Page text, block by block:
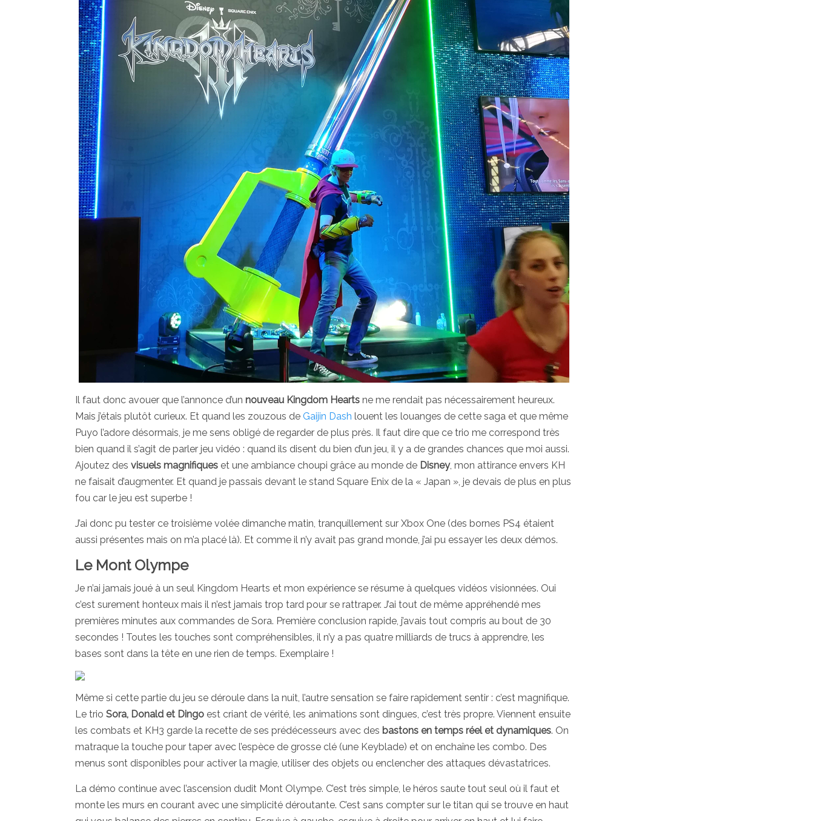
Il faut donc avouer que l’annonce d’un nouveau Kingdom Hearts ne me rendait pas nécessairement heureux.
Mais j’étais plutôt curieux. Et quand les zouzous de Gaijin Dash louent les louanges de cette saga et que même
Puyo l’adore désormais, je me sens obligé de regarder de plus près. Il faut dire que ce trio me correspond très
bien quand il s’agit de parler jeu vidéo : quand ils disent du bien d’un jeu, il y a de grandes chances que moi aussi.
Ajoutez des visuels magnifiques et une ambiance choupi grâce au monde de Disney, mon attirance envers KH
ne faisait d’augmenter. Et quand je passais devant le stand Square Enix de la « Japan », je devais de plus en plus
fou car le jeu est superbe !
J’ai donc pu tester ce troisième volée dimanche matin, tranquillement sur Xbox One (des bornes PS4 étaient
aussi présentes mais on m’a placé là). Et comme il n’y avait pas grand monde, j’ai pu essayer les deux démos.
Le Mont Olympe
Je n’ai jamais joué à un seul Kingdom Hearts et mon expérience se résume à quelques vidéos visionnées. Oui
c’est surement honteux mais il n’est jamais trop tard pour se rattraper. J’ai tout de même appréhendé mes
premières minutes aux commandes de Sora. Première conclusion rapide, j’avais tout compris au bout de 30
secondes ! Toutes les touches sont compréhensibles, il n’y a pas quatre milliards de trucs à apprendre, les
bases sont dans la tête en une rien de temps. Exemplaire !
Même si cette partie du jeu se déroule dans la nuit, l’autre sensation se faire rapidement sentir : c’est magnifique.
Le trio Sora, Donald et Dingo est criant de vérité, les animations sont dingues, c’est très propre. Viennent ensuite
les combats et KH3 garde la recette de ses prédécesseurs avec des bastons en temps réel et dynamiques. On
matraque la touche pour taper avec l’espèce de grosse clé (une Keyblade) et on enchaîne les combo. Des
menus sont disponibles pour activer la magie, utiliser des objets ou enclencher des attaques dévastatrices.
La démo continue avec l’ascension dudit Mont Olympe. C’est très simple, le héros saute tout seul où il faut et
monte les murs en courant avec une simplicité déroutante. C’est sans compter sur le titan qui se trouve en haut